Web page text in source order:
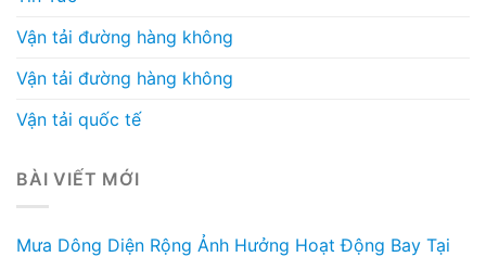
Vận tải đường hàng không
Vận tải đường hàng không
Vận tải quốc tế
BÀI VIẾT MỚI
Mưa Dông Diện Rộng Ảnh Hưởng Hoạt Động Bay Tại